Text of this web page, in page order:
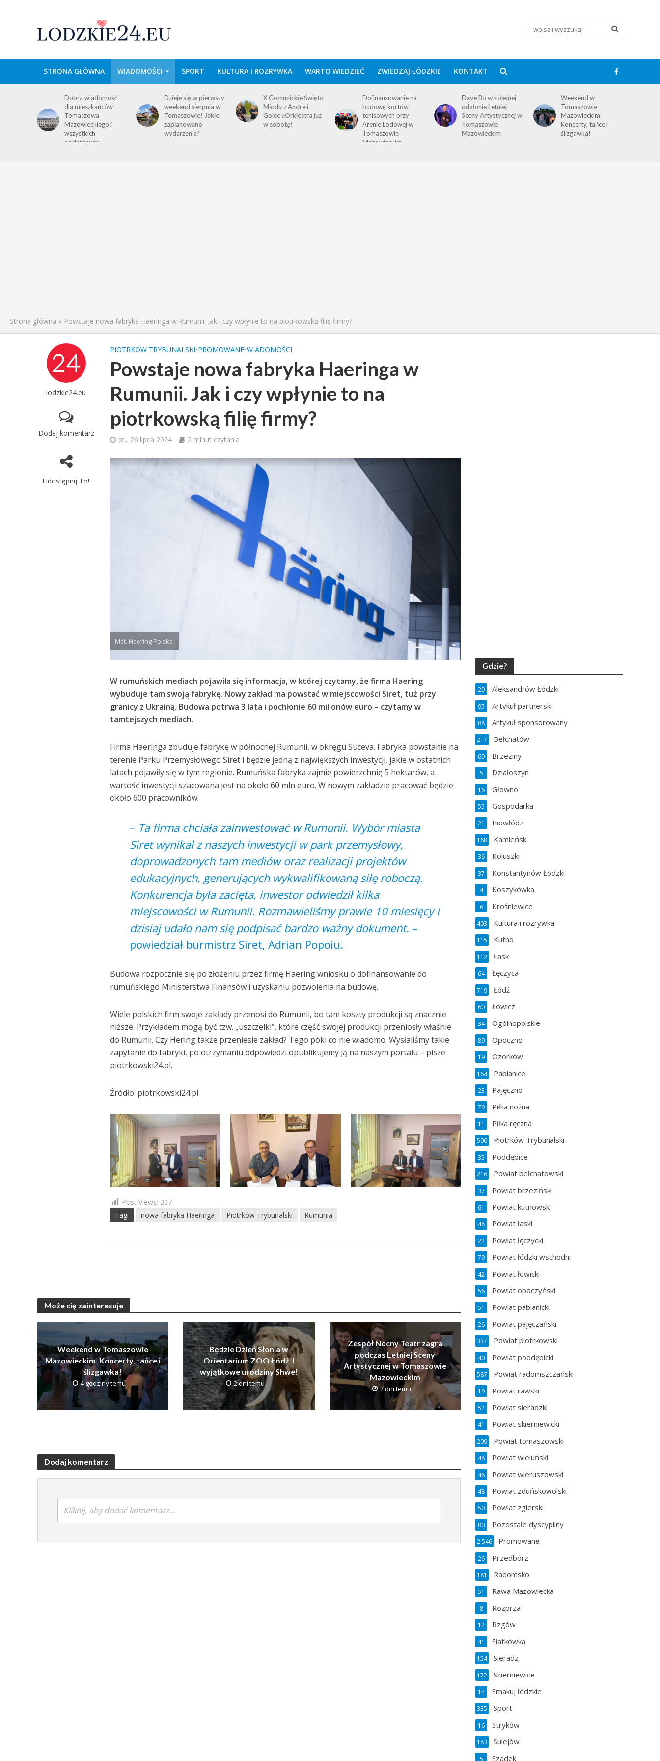
STRONA GŁÓWNA WIADOMOŚCI SPORT KULTURA I ROZRYWKA WARTO WIEDZIEĆ ZWIEDZAJ ŁÓDZKIE KONTAKT
Dobra wiadomość
dla mieszkańców
Tomaszowa
Mazowieckiego i
wszystkich
podróżnych!
Dzieje się w pierwszy
weekend sierpnia w
Tomaszowie! Jakie
zaplanowano
wydarzenia?
X Gomunickie Święto
Miodu z Andre i
Golec uOrkiestra już
w sobotę!
Dofinansowanie na
budowę kortów
tenisowych przy
Arenie Lodowej w
Tomaszowie
Mazowieckim
Dave Bo w kolejnej
odsłonie Letniej
Sceny Artystycznej w
Tomaszowie
Mazowieckim
Weekend w
Tomaszowie
Mazowieckim.
Koncerty, tańce i
ślizgawka!
Strona główna » Powstaje nowa fabryka Haeringa w Rumunii. Jak i czy wpłynie to na piotrkowską filię firmy?
lodzkie24.eu
Dodaj komentarz
Udostępnij To!
PIOTRKÓW TRYBUNALSKI•PROMOWANE•WIADOMOŚCI
Powstaje nowa fabryka Haeringa w
Rumunii. Jak i czy wpłynie to na
piotrkowską filię firmy?
pt., 26 lipca 2024 2 minut czytania
Mat. Haering Polska
W rumuńskich mediach pojawiła się informacja, w której czytamy, że firma Haering
wybuduje tam swoją fabrykę. Nowy zakład ma powstać w miejscowości Siret, tuż przy
granicy z Ukrainą. Budowa potrwa 3 lata i pochłonie 60 milionów euro – czytamy w
tamtejszych mediach.
Firma Haeringa zbuduje fabrykę w północnej Rumunii, w okręgu Suceva. Fabryka powstanie na
terenie Parku Przemysłowego Siret i będzie jedną z największych inwestycji, jakie w ostatnich
latach pojawiły się w tym regionie. Rumuńska fabryka zajmie powierzchnię 5 hektarów, a
wartość inwestycji szacowana jest na około 60 mln euro. W nowym zakładzie pracować będzie
około 600 pracowników.
– Ta firma chciała zainwestować w Rumunii. Wybór miasta
Siret wynikał z naszych inwestycji w park przemysłowy,
doprowadzonych tam mediów oraz realizacji projektów
edukacyjnych, generujących wykwalifikowaną siłę roboczą.
Konkurencja była zacięta, inwestor odwiedził kilka
miejscowości w Rumunii. Rozmawieliśmy prawie 10 miesięcy i
dzisiaj udało nam się podpisać bardzo ważny dokument. –
powiedział burmistrz Siret, Adrian Popoiu.
Budowa rozpocznie się po złożeniu przez firmę Haering wniosku o dofinansowanie do
rumuńskiego Ministerstwa Finansów i uzyskaniu pozwolenia na budowę.
Wiele polskich firm swoje zakłady przenosi do Rumunii, bo tam koszty produkcji są znacznie
niższe. Przykładem mogą być tzw. „uszczelki”, które część swojej produkcji przeniosły właśnie
do Rumunii. Czy Hering także przeniesie zakład? Tego póki co nie wiadomo. Wysłaliśmy takie
zapytanie do fabryki, po otrzymaniu odpowiedzi opublikujemy ją na naszym portalu – pisze
piotrkowski24.pl.
Źródło: piotrkowski24.pl
Post Views: 307
Tagi
nowa fabryka Haeringa Piotrków Trybunalski Rumunia
Może cię zainteresuje
Weekend w Tomaszowie
Mazowieckim. Koncerty, tańce i
ślizgawka!
4 godziny temu
Będzie Dzień Słonia w
Orientarium ZOO Łódź. I
wyjątkowe urodziny Shwe!
2 dni temu
Zespół Nocny Teatr zagra
podczas Letniej Sceny
Artystycznej w Tomaszowie
Mazowieckim
2 dni temu
Dodaj komentarz
Kliknij, aby dodać komentarz...
Gdzie?
Aleksandrów Łódzki
29
Artykuł partnerski
95
Artykuł sponsorowany
88
Bełchatów
217
Brzeziny
69
Działoszyn
5
Głowno
16
Gospodarka
55
Inowłódz
21
Kamieńsk
168
Koluszki
36
Konstantynów Łódzki
37
Koszykówka
4
Krośniewice
6
Kultura i rozrywka
403
Kutno
115
Łask
112
Łęczyca
64
Łódź
719
Łowicz
60
Ogólnopolskie
34
Opoczno
89
Ozorków
19
Pabianice
164
Pajęczno
23
Piłka nożna
79
Piłka ręczna
11
Piotrków Trybunalski
506
Poddębice
35
Powiat bełchatowski
216
Powiat brzeziński
37
Powiat kutnowski
61
Powiat łaski
48
Powiat łęczycki
22
Powiat łódzki wschodni
79
Powiat łowicki
42
Powiat opoczyński
56
Powiat pabianicki
51
Powiat pajęczański
26
Powiat piotrkowski
337
Powiat poddębicki
40
Powiat radomszczański
587
Powiat rawski
19
Powiat sieradzki
52
Powiat skierniewicki
41
Powiat tomaszowski
209
Powiat wieluński
48
Powiat wieruszowski
46
Powiat zduńskowolski
48
Powiat zgierski
50
Pozostałe dyscypliny
80
Promowane
2 546
Przedbórz
26
Radomsko
181
Rawa Mazowiecka
51
Rozprza
8
Rzgów
12
Siatkówka
41
Sieradz
154
Skierniewice
172
Smakuj łódzkie
14
Sport
335
Stryków
16
Sulejów
183
Szadek
5